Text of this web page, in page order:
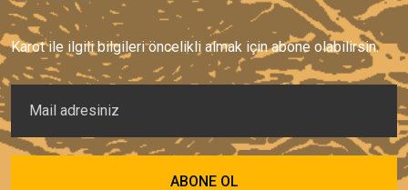
Karot ile ilgili bilgileri öncelikli almak için abone olabilirsin.